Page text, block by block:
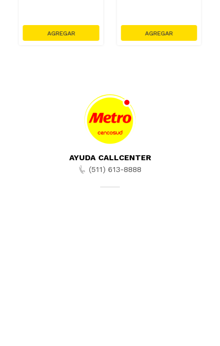
AYUDA CALLCENTER
(511) 613-8888